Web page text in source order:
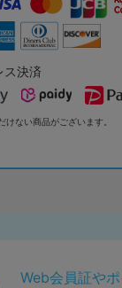
ス決済
けない商品がございます。
Web会員証や